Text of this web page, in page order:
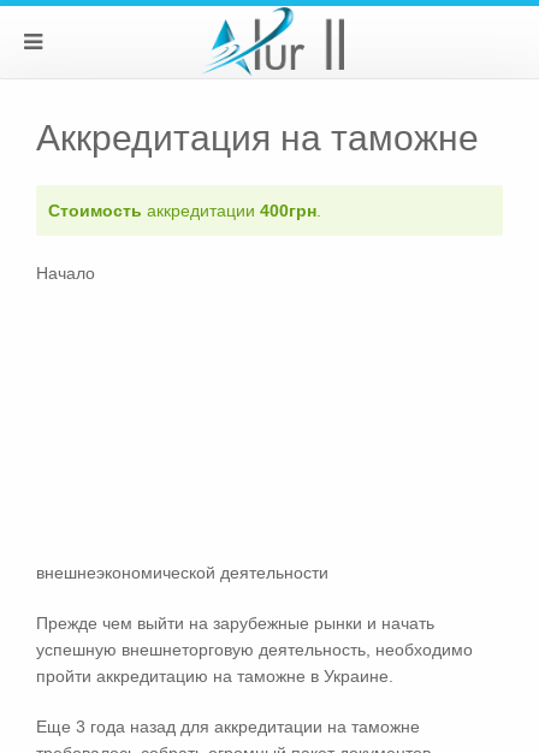
Аккредитация на таможне
Стоимость аккредитации 400грн
Начало
внешнеэкономической деятельности
Прежде чем выйти на зарубежные рынки и начать
успешную внешнеторговую деятельность, необходимо
пройти аккредитацию на таможне в Украине.
Еще 3 года назад для аккредитации на таможне